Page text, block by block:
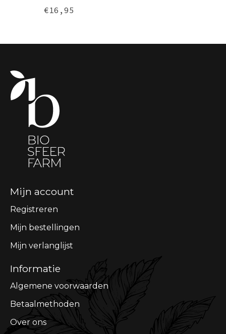
€16,95
Mijn account
Registreren
Mijn bestellingen
Mijn verlanglijst
Informatie
Algemene voorwaarden
Betaalmethoden
Over ons